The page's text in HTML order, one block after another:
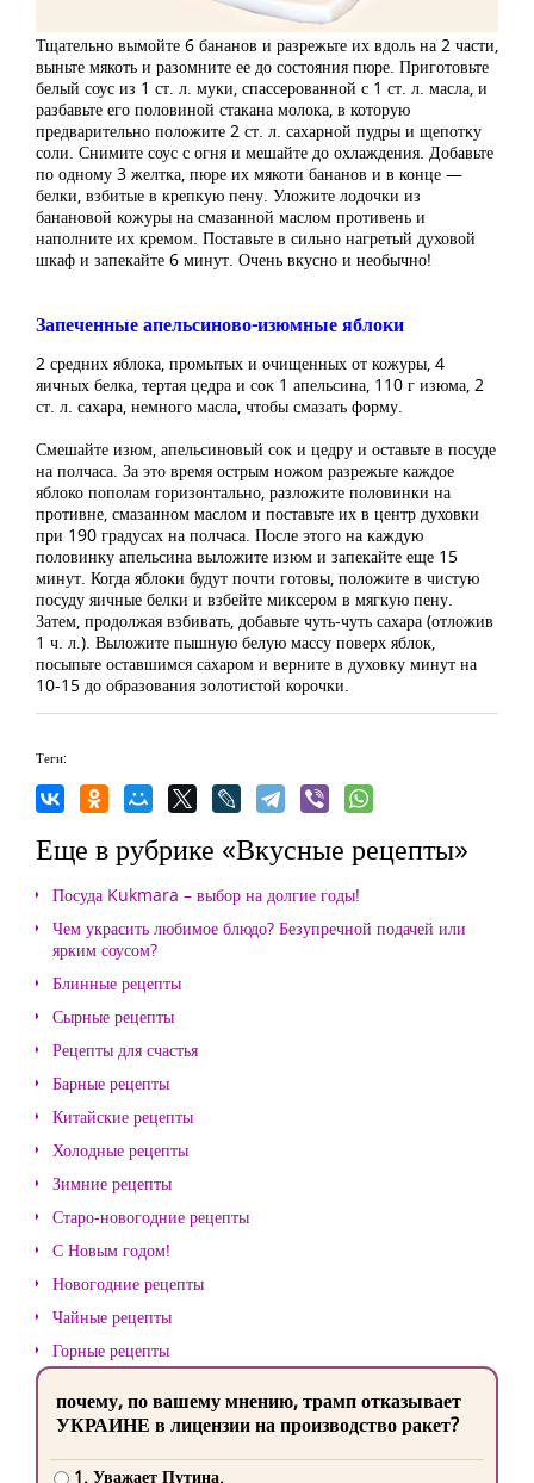
Тщательно вымойте 6 бананов и разрежьте их вдоль на 2 части,
выньте мякоть и разомните ее до состояния пюре. Приготовьте
белый соус из 1 ст. л. муки, спассерованной с 1 ст. л. масла, и
разбавьте его половиной стакана молока, в которую
предварительно положите 2 ст. л. сахарной пудры и щепотку
соли. Снимите соус с огня и мешайте до охлаждения. Добавьте
по одному 3 желтка, пюре их мякоти бананов и в конце —
белки, взбитые в крепкую пену. Уложите лодочки из
банановой кожуры на смазанной маслом противень и
наполните их кремом. Поставьте в сильно нагретый духовой
шкаф и запекайте 6 минут. Очень вкусно и необычно!
Запеченные апельсиново-изюмные яблоки
2 средних яблока, промытых и очищенных от кожуры, 4
яичных белка, тертая цедра и сок 1 апельсина, 110 г изюма, 2
ст. л. сахара, немного масла, чтобы смазать форму.
Смешайте изюм, апельсиновый сок и цедру и оставьте в посуде
на полчаса. За это время острым ножом разрежьте каждое
яблоко пополам горизонтально, разложите половинки на
противне, смазанном маслом и поставьте их в центр духовки
при 190 градусах на полчаса. После этого на каждую
половинку апельсина выложите изюм и запекайте еще 15
минут. Когда яблоки будут почти готовы, положите в чистую
посуду яичные белки и взбейте миксером в мягкую пену.
Затем, продолжая взбивать, добавьте чуть-чуть сахара (отложив
1 ч. л.). Выложите пышную белую массу поверх яблок,
посыпьте оставшимся сахаром и верните в духовку минут на
10-15 до образования золотистой корочки.
Теги:
Еще в рубрике «Вкусные рецепты»
Посуда Kukmara – выбор на долгие годы!
Чем украсить любимое блюдо? Безупречной подачей или
ярким соусом?
Блинные рецепты
Сырные рецепты
Рецепты для счастья
Барные рецепты
Китайские рецепты
Холодные рецепты
Зимние рецепты
Старо-новогодние рецепты
С Новым годом!
Новогодние рецепты
Чайные рецепты
Горные рецепты
почему, по вашему мнению, трамп отказывает
УКРАИНЕ в лицензии на производство ракет?
1. Уважает Путина.